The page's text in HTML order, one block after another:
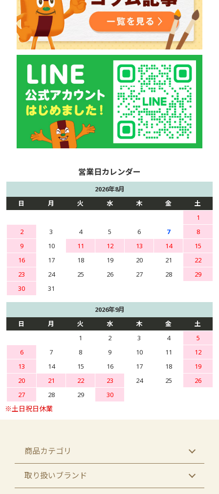
2026年8月
日
月 火 水 木 金
土
1
2
3 4 5 6 7
8
9
10 11 12 13 14
15
16
17 18 19 20 21
22
23
24 25 26 27 28
29
30
31
2026年9月
日
月 火 水 木 金
土
1
2 3 4
5
6
7 8 9 10 11
12
13
14 15 16 17 18
19
20
21 22 23 24 25
26
27
28 29 30
商品カテゴリ
取り扱いブランド